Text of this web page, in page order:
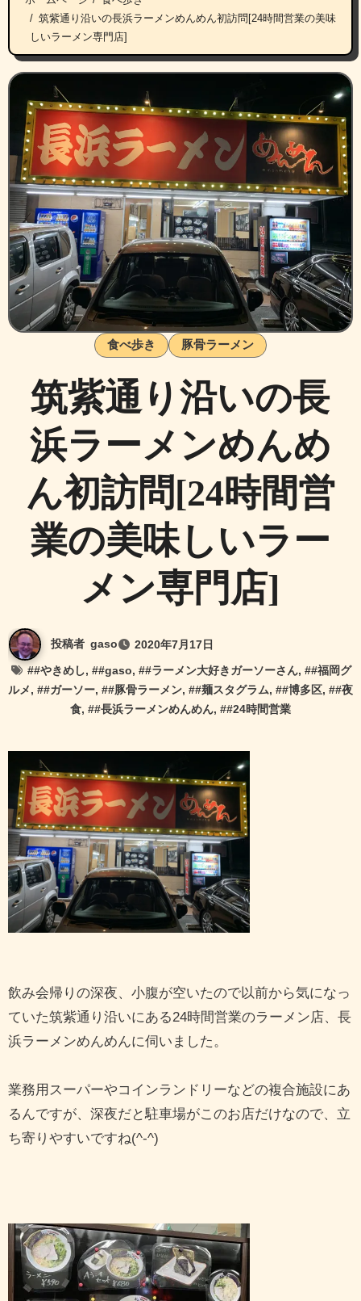
筑紫通り沿いの長浜ラーメンめんめん初訪問[24時間営業の美味
しいラーメン専門店]
食べ歩き 豚骨ラーメン
筑紫通り沿いの長
浜ラーメンめんめ
ん初訪問[24時間営
業の美味しいラー
メン専門店]
投稿者 gaso
2020年7月17日
##やきめし, ##gaso, ##ラーメン大好きガーソーさん, ##福岡グ
ルメ, ##ガーソー, ##豚骨ラーメン, ##麺スタグラム, ##博多区, ##夜
食, ##長浜ラーメンめんめん, ##24時間営業
飲み会帰りの深夜、小腹が空いたので以前から気になっ
ていた筑紫通り沿いにある24時間営業のラーメン店、長
浜ラーメンめんめんに伺いました。
業務用スーパーやコインランドリーなどの複合施設にあ
るんですが、深夜だと駐車場がこのお店だけなので、立
ち寄りやすいですね(^-^)